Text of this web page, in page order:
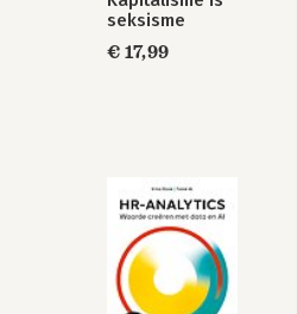
seksisme
€ 17,99